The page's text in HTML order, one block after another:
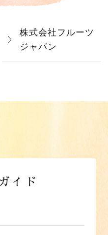
株式会社フルーツ
ジャパン
イド